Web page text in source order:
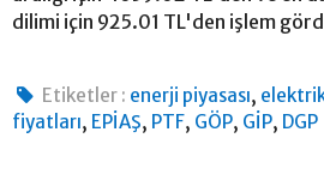
dilimi için 925.01 TL'den işlem
Etiketler : enerji piyasası,
fiyatları, EPİAŞ, PTF, GÖP, GİP, DGP